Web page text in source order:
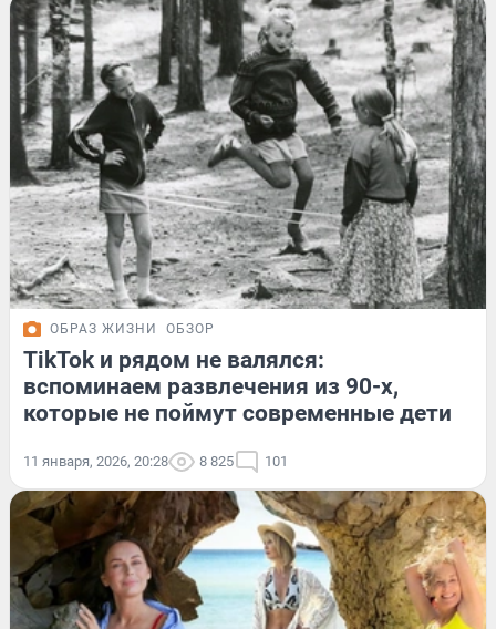
ОБРАЗ ЖИЗНИ ОБЗОР
ТikTok и рядом не валялся:
вспоминаем развлечения из 90-х,
которые не поймут современные дети
11 января, 2026, 20:28 8 825 101